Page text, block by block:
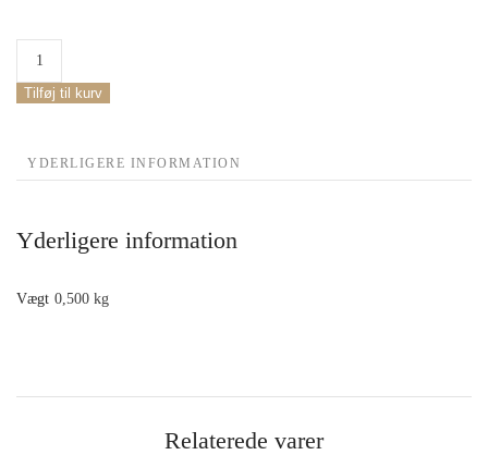
Hakket
Svinekød
antal
Tilføj til kurv
YDERLIGERE INFORMATION
Yderligere information
Vægt 0,500 kg
Relaterede varer